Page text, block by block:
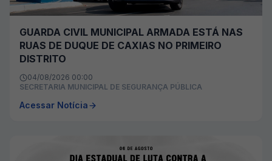
GUARDA CIVIL MUNICIPAL ARMADA ESTÁ NAS
RUAS DE DUQUE DE CAXIAS NO PRIMEIRO
DISTRITO
04/08/2026 00:00
SECRETARIA MUNICIPAL DE SEGURANÇA PÚBLICA
Acessar Notícia